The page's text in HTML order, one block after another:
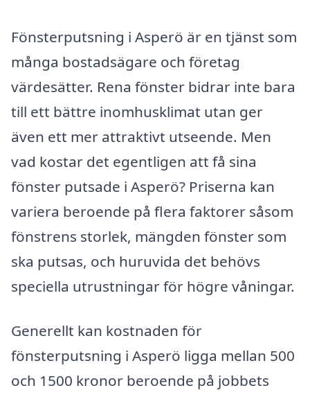
Fönsterputsning i Asperö är en tjänst som
många bostadsägare och företag
värdesätter. Rena fönster bidrar inte bara
till ett bättre inomhusklimat utan ger
även ett mer attraktivt utseende. Men
vad kostar det egentligen att få sina
fönster putsade i Asperö? Priserna kan
variera beroende på flera faktorer såsom
fönstrens storlek, mängden fönster som
ska putsas, och huruvida det behövs
speciella utrustningar för högre våningar.
Generellt kan kostnaden för
fönsterputsning i Asperö ligga mellan 500
och 1500 kronor beroende på jobbets